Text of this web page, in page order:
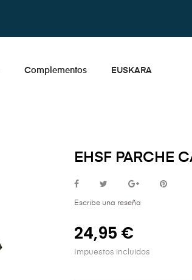
Complementos EUSKARA
EHSF PARCHE
Escribe una reseña
24,95 €
Impuestos incluidos